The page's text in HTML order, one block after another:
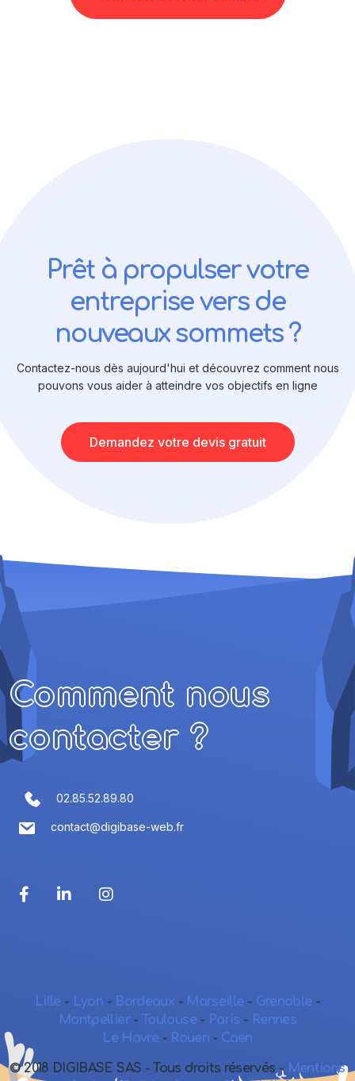
Prêt à propulser votre
entreprise vers de
nouveaux sommets ?
Contactez-nous dès aujourd'hui et découvrez comment nous
pouvons vous aider à atteindre vos objectifs en ligne
Demandez votre devis gratuit
Comment nous
contacter ?
02.85.52.89.80
contact@digibase-web.fr
Lille - Lyon - Bordeaux - Marseille - Grenoble -
Montpellier- Toulouse- Paris - Rennes
Le Havre - Rouen - Caen
© 2018 DIGIBASE SAS - Tous droits réservés - Mentions